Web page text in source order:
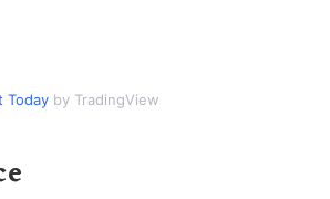
Today by TradingView